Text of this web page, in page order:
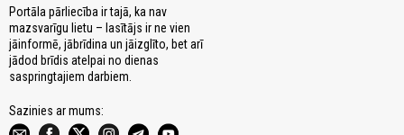
Portāla pārliecība ir tajā, ka nav
mazsvarīgu lietu – lasītājs ir ne vien
jāinformē, jābrīdina un jāizglīto, bet arī
jādod brīdis atelpai no dienas
saspringtajiem darbiem.
Sazinies ar mums: